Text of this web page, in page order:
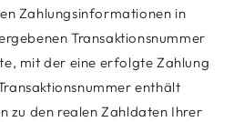
Zahlungsinformationen in
Transaktionsnummer
mit der eine erfolgte Zahlung
enthält
zu den realen Zahldaten Ihrer